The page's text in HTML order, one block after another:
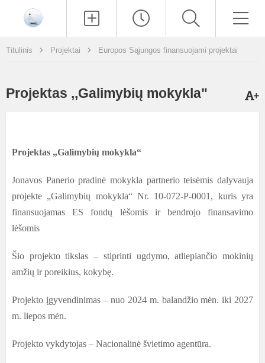
Titulinis Projektai Europos Sąjungos finansuojami projektai
Projektas ,,Galimybių mokykla"
Projektas „Galimybių mokykla“
Jonavos Panerio pradinė mokykla partnerio teisėmis dalyvauja
projekte „Galimybių mokykla“ Nr. 10-072-P-0001, kuris yra
finansuojamas ES fondų lėšomis ir bendrojo finansavimo
lėšomis
Šio projekto tikslas – stiprinti ugdymo, atliepiančio mokinių
amžių ir poreikius, kokybę.
Projekto įgyvendinimas – nuo 2024 m. balandžio mėn. iki 2027
m. liepos mėn.
Projekto vykdytojas – Nacionalinė švietimo agentūra.